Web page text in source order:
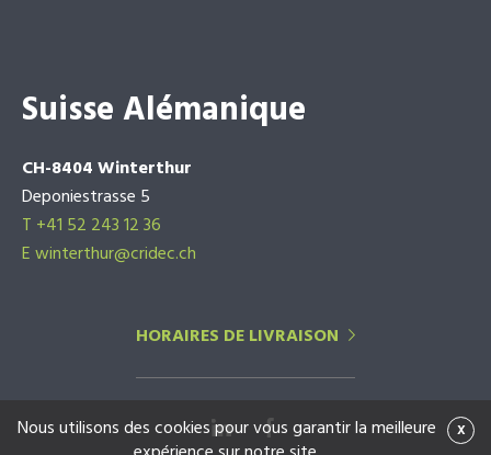
Suisse Alémanique
CH-8404 Winterthur
Deponiestrasse 5
T +41 52 243 12 36
E winterthur@cridec.ch
HORAIRES DE LIVRAISON
x
Nous utilisons des cookies pour vous garantir la meilleure